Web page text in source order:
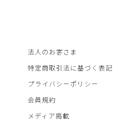
法人のお客さま
特定商取引法に基づく表記
プライバシーポリシー
会員規約
メディア掲載